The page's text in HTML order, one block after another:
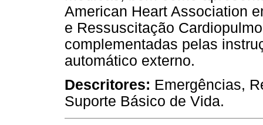
American Heart Association
e Ressuscitação
complementadas pelas
automático externo.
Descritores: Emergências,
Suporte Básico de Vida.